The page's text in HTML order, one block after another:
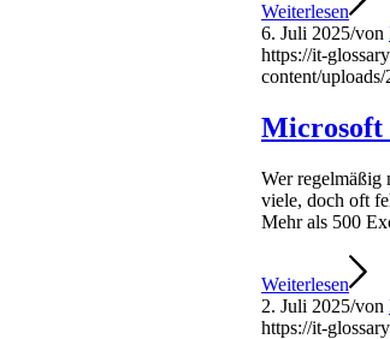
Weiterlesen
6. Juli 2025/von
https://it-
content/
Microsoft
Wer regelmäßig
viele, doch oft
Mehr als 500
Weiterlesen
2. Juli 2025/von
https://it-